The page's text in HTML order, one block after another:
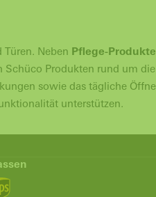
Neben Pflege-
Produkten rund um
sowie das tägliche
unterstützen.